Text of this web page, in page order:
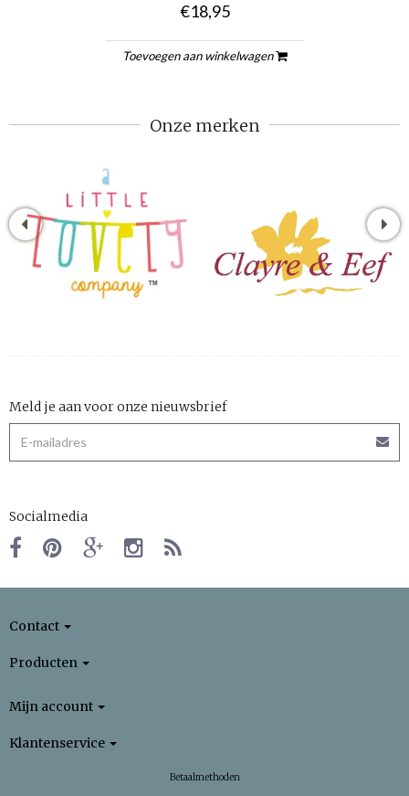
€18,95
Toevoegen aan winkelwagen
Onze merken
Meld je aan voor onze nieuwsbrief
Socialmedia
Contact
Producten
Mijn account
Klantenservice
Betaalmethoden